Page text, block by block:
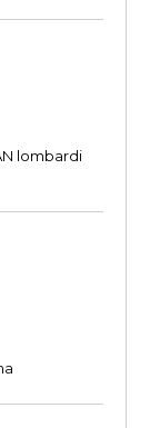
lombardi